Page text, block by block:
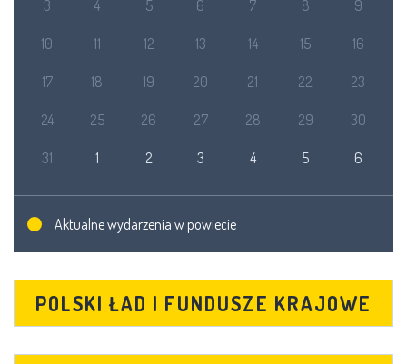
3 4 5 6 7 8 9
10 11 12 13 14 15 16
17 18 19 20 21 22 23
24 25 26 27 28 29 30
31 1 2 3 4 5 6
Aktualne wydarzenia w powiecie
POLSKI ŁAD I FUNDUSZE KRAJOWE